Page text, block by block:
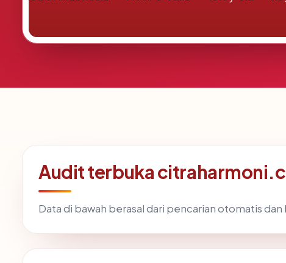
Audit terbuka
Data di bawah berasal dari pencarian otomatis dan